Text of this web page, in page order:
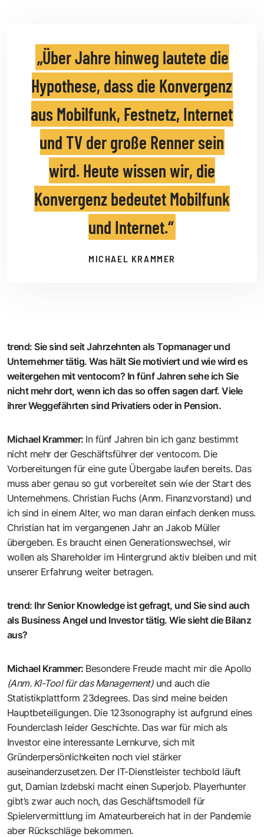
Über Jahre hinweg lautete die
Hypothese, dass die Konvergenz
aus Mobilfunk, Festnetz, Internet
und TV der große Renner sein
wird. Heute wissen wir, die
Konvergenz bedeutet Mobilfunk
und Internet.
MICHAEL KRAMMER
trend:Sie sind seit Jahrzehnten als Topmanager und
Unternehmer tätig. Was hält Sie motiviert und wie wird es
weitergehen mit ventocom? In fünf Jahren sehe ich Sie
nicht mehr dort, wenn ich das so offen sagen darf. Viele
ihrer Weggefährten sind Privatiers oder in Pension.
Michael Krammer: In fünf Jahren bin ich ganz bestimmt
nicht mehr der Geschäftsführer der ventocom. Die
Vorbereitungen für eine gute Übergabe laufen bereits. Das
muss aber genau so gut vorbereitet sein wie der Start des
Unternehmens. Christian Fuchs (Anm. Finanzvorstand) und
ich sind in einem Alter, wo man daran einfach denken muss.
Christian hat im vergangenen Jahr an Jakob Müller
übergeben. Es braucht einen Generationswechsel, wir
wollen als Shareholder im Hintergrund aktiv bleiben und mit
unserer Erfahrung weiter betragen.
trend: Ihr Senior Knowledge ist gefragt, und Sie sind auch
als Business Angel und Investor tätig. Wie sieht die Bilanz
aus?
Michael Krammer: Besondere Freude macht mir die Apollo
(Anm. KI-Tool für das Management)und auch die
Statistikplattform 23degrees. Das sind meine beiden
Hauptbeteiligungen. Die 123sonography ist aufgrund eines
Founderclash leider Geschichte. Das war für mich als
Investor eine interessante Lernkurve, sich mit
Gründerpersönlichkeiten noch viel stärker
auseinanderzusetzen. Der IT-Dienstleister techbold läuft
gut, Damian Izdebski macht einen Superjob. Playerhunter
gibt’s zwar auch noch, das Geschäftsmodell für
Spielervermittlung im Amateurbereich hat in der Pandemie
aber Rückschläge bekommen.